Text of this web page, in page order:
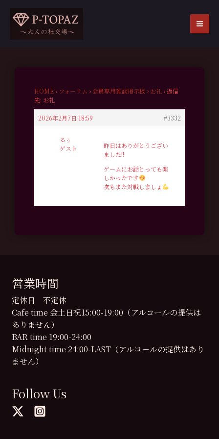
HOME › フォーラム › 会員専用雑談掲示板 › お礼 ›返信
先: お礼
2026年2月7日 18:59 #3332
るぅ
ゲスト
昨日はありがとうござい
ました!!
ゲームにお話とっても楽
しかったです
次もまた対戦しましょ
営業時間
定休日 不定休
Cafe time 金土日祝15:00-19:00（アルコールの提供は
ありません）
BAR time 19:00-24:00
Midnight time 24:00-LAST（アルコールの提供はあり
ません）
Follow Us